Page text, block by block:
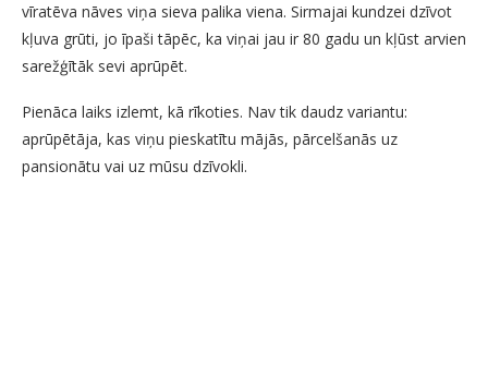
vīratēva nāves viņa sieva palika viena. Sirmajai kundzei dzīvot
kļuva grūti, jo īpaši tāpēc, ka viņai jau ir 80 gadu un kļūst arvien
sarežģītāk sevi aprūpēt.
Pienāca laiks izlemt, kā rīkoties. Nav tik daudz variantu:
aprūpētāja, kas viņu pieskatītu mājās, pārcelšanās uz
pansionātu vai uz mūsu dzīvokli.